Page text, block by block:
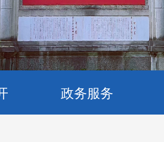
政务服务